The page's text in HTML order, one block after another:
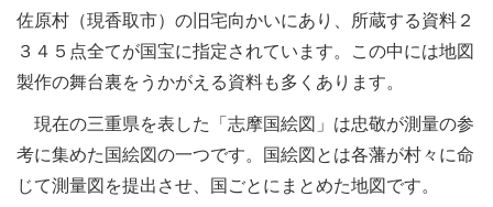
佐原村（現香取市）の旧宅向かいにあり、所蔵する資料２
３４５点全てが国宝に指定されています。この中には地図
製作の舞台裏をうかがえる資料も多くあります。
現在の三重県を表した「志摩国絵図」は忠敬が測量の参
考に集めた国絵図の一つです。国絵図とは各藩が村々に命
じて測量図を提出させ、国ごとにまとめた地図です。